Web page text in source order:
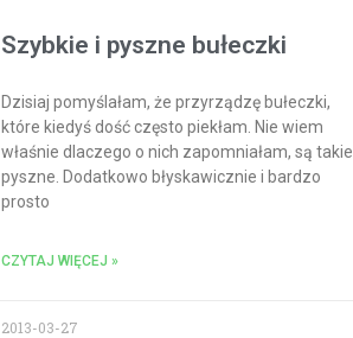
Szybkie i pyszne bułeczki
Dzisiaj pomyślałam, że przyrządzę bułeczki,
które kiedyś dość często piekłam. Nie wiem
właśnie dlaczego o nich zapomniałam, są takie
pyszne. Dodatkowo błyskawicznie i bardzo
prosto
CZYTAJ WIĘCEJ »
2013-03-27